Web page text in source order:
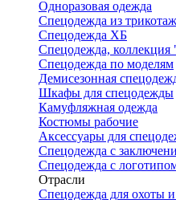
Одноразовая одежда
Спецодежда из
Спецодежда ХБ
Спецодежда, коллекция
Спецодежда по моделям
Демисезонная
Шкафы для спецодежды
Камуфляжная одежда
Костюмы рабочие
Аксессуары для
Спецодежда с
Спецодежда с
Отрасли
Спецодежда для охоты